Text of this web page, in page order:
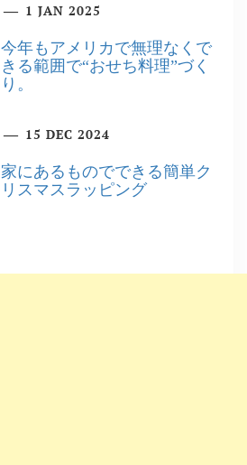
1 JAN 2025
今年もアメリカで無理なくで
きる範囲で“おせち料理”づく
り。
15 DEC 2024
家にあるものでできる簡単ク
リスマスラッピング